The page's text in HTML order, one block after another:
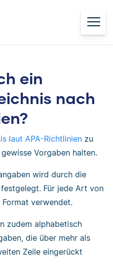
ein
nach
laut APA-Richtlinien zu
Vorgaben halten.
wird durch die
Für jede Art von
verwendet.
zudem alphabetisch
die über mehr als
Zeile eingerückt